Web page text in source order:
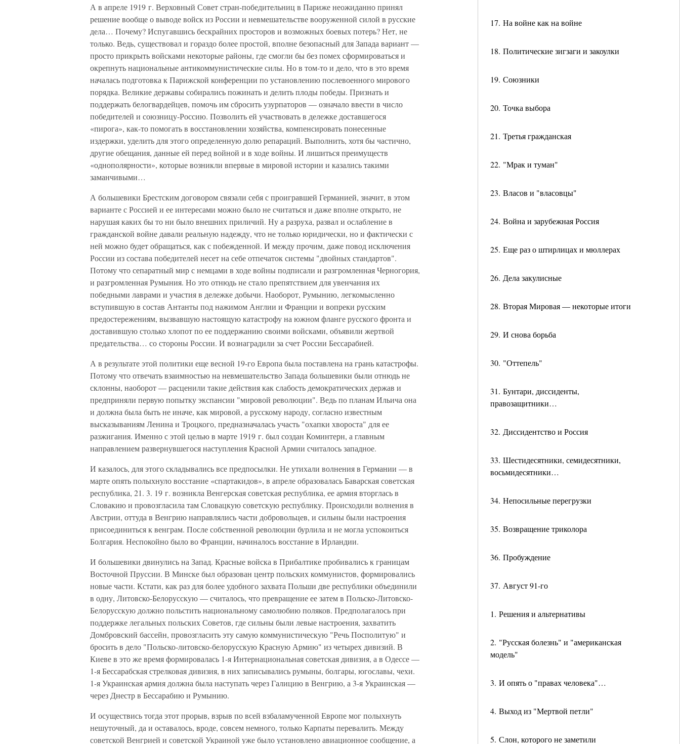
17. На войне как на войне
18. Политические зигзаги и закоулки
19. Союзники
20. Точка выбора
21. Третья гражданская
22. "Мрак и туман"
23. Власов и "власовцы"
24. Война и зарубежная Россия
25. Еще раз о штирлицах и мюллерах
26. Дела закулисные
28. Вторая Мировая — некоторые итоги
29. И снова борьба
30. "Оттепель"
31. Бунтари, диссиденты,
правозащитники…
32. Диссидентство и Россия
33. Шестидесятники, семидесятники,
восьмидесятники…
34. Непосильные перегрузки
35. Возвращение триколора
36. Пробуждение
37. Август 91-го
1. Решения и альтернативы
2. "Русская болезнь" и "американская
модель"
3. И опять о "правах человека"…
4. Выход из "Мертвой петли"
5. Слон, которого не заметили
А в апреле 1919 г. Верховный Совет стран-победительниц в Париже неожиданно принял
решение вообще о выводе войск из России и невмешательстве вооруженной силой в русские
дела… Почему? Испугавшись бескрайних просторов и возможных боевых потерь? Нет, не
только. Ведь, существовал и гораздо более простой, вполне безопасный для Запада вариант —
просто прикрыть войсками некоторые районы, где смогли бы без помех сформироваться и
окрепнуть национальные антикоммунистические силы. Но в том-то и дело, что в это время
началась подготовка к Парижской конференции по установлению послевоенного мирового
порядка. Великие державы собирались пожинать и делить плоды победы. Признать и
поддержать белогвардейцев, помочь им сбросить узурпаторов — означало ввести в число
победителей и союзницу-Россию. Позволить ей участвовать в дележке доставшегося
«пирога», как-то помогать в восстановлении хозяйства, компенсировать понесенные
издержки, уделить для этого определенную долю репараций. Выполнить, хотя бы частично,
другие обещания, данные ей перед войной и в ходе войны. И лишиться преимуществ
«однополярности», которые возникли впервые в мировой истории и казались такими
заманчивыми…
А большевики Брестским договором связали себя с проигравшей Германией, значит, в этом
варианте с Россией и ее интересами можно было не считаться и даже вполне открыто, не
нарушая каких бы то ни было внешних приличий. Ну а разруха, развал и ослабление в
гражданской войне давали реальную надежду, что не только юридически, но и фактически с
ней можно будет обращаться, как с побежденной. И между прочим, даже повод исключения
России из состава победителей несет на себе отпечаток системы "двойных стандартов".
Потому что сепаратный мир с немцами в ходе войны подписали и разгромленная Черногория,
и разгромленная Румыния. Но это отнюдь не стало препятствием для увенчания их
победными лаврами и участия в дележке добычи. Наоборот, Румынию, легкомысленно
вступившую в состав Антанты под нажимом Англии и Франции и вопреки русским
предостережениям, вызвавшую настоящую катастрофу на южном фланге русского фронта и
доставившую столько хлопот по ее поддержанию своими войсками, объявили жертвой
предательства… со стороны России. И вознаградили за счет России Бессарабией.
А в результате этой политики еще весной 19-го Европа была поставлена на грань катастрофы.
Потому что отвечать взаимностью на невмешательство Запада большевики были отнюдь не
склонны, наоборот — расценили такие действия как слабость демократических держав и
предприняли первую попытку экспансии "мировой революции". Ведь по планам Ильича она
и должна была быть не иначе, как мировой, а русскому народу, согласно известным
высказываниям Ленина и Троцкого, предназначалась участь "охапки хвороста" для ее
разжигания. Именно с этой целью в марте 1919 г. был создан Коминтерн, а главным
направлением развернувшегося наступления Красной Армии считалось западное.
И казалось, для этого складывались все предпосылки. Не утихали волнения в Германии — в
марте опять полыхнуло восстание «спартакидов», в апреле образовалась Баварская советская
республика, 21. 3. 19 г. возникла Венгерская советская республика, ее армия вторглась в
Словакию и провозгласила там Словацкую советскую республику. Происходили волнения в
Австрии, оттуда в Венгрию направлялись части добровольцев, и сильны были настроения
присоединиться к венграм. После собственной революции бурлила и не могла успокоиться
Болгария. Неспокойно было во Франции, начиналось восстание в Ирландии.
И большевики двинулись на Запад. Красные войска в Прибалтике пробивались к границам
Восточной Пруссии. В Минске был образован центр польских коммунистов, формировались
новые части. Кстати, как раз для более удобного захвата Польши две республики объединили
в одну, Литовско-Белорусскую — считалось, что превращение ее затем в Польско-Литовско-
Белорусскую должно польстить национальному самолюбию поляков. Предполагалось при
поддержке легальных польских Советов, где сильны были левые настроения, захватить
Домбровский бассейн, провозгласить эту самую коммунистическую "Речь Посполитую" и
бросить в дело "Польско-литовско-белорусскую Красную Армию" из четырех дивизий. В
Киеве в это же время формировалась 1-я Интернациональная советская дивизия, а в Одессе —
1-я Бессарабская стрелковая дивизия, в них записывались румыны, болгары, югославы, чехи.
1-я Украинская армия должна была наступать через Галицию в Венгрию, а 3-я Украинская —
через Днестр в Бессарабию и Румынию.
И осуществись тогда этот прорыв, взрыв по всей взбаламученной Европе мог полыхнуть
нешуточный, да и оставалось, вроде, совсем немного, только Карпаты перевалить. Между
советской Венгрией и советской Украиной уже было установлено авиационное сообщение, а